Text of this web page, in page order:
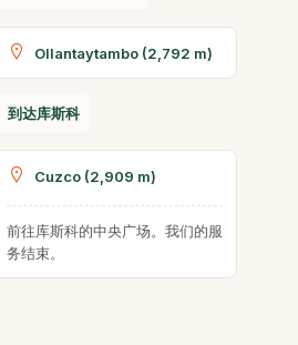
Ollantaytambo (2,792 m)
到达库斯科
Cuzco (2,909 m)
前往库斯科的中央广场。我们的服
务结束。